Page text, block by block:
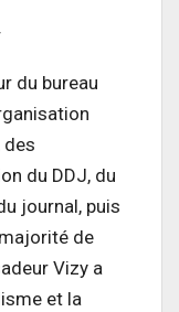
du bureau
des
du DDJ, du
journal, puis
de
Vizy a
et la